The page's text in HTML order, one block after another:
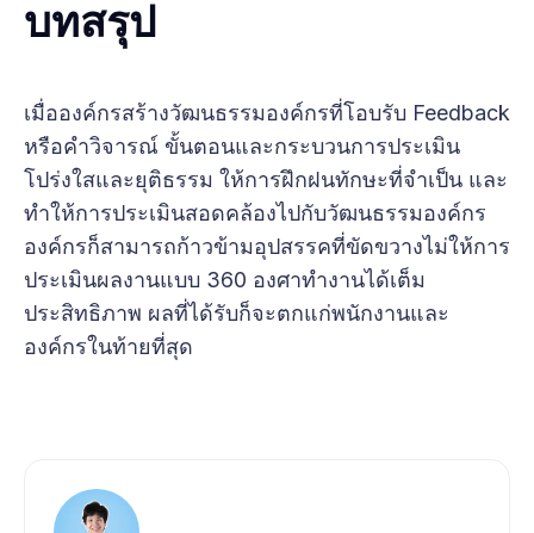
บทสรุป
เมื่อองค์กรสร้างวัฒนธรรมองค์กรที่โอบรับ Feedback
หรือคำวิจารณ์ ขั้นตอนและกระบวนการประเมิน
โปร่งใสและยุติธรรม ให้การฝึกฝนทักษะที่จำเป็น และ
ทำให้การประเมินสอดคล้องไปกับวัฒนธรรมองค์กร
องค์กรก็สามารถก้าวข้ามอุปสรรคที่ขัดขวางไม่ให้การ
ประเมินผลงานแบบ 360 องศาทำงานได้เต็ม
ประสิทธิภาพ ผลที่ได้รับก็จะตกแก่พนักงานและ
องค์กรในท้ายที่สุด